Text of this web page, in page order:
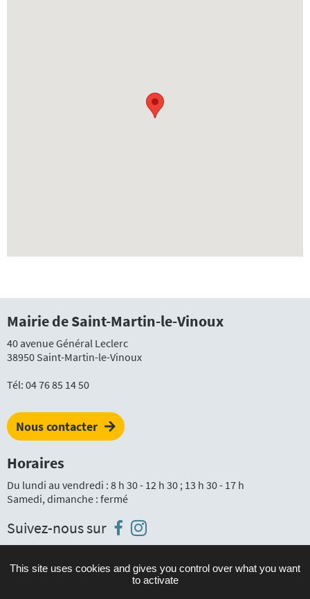
Mairie de Saint-Martin-le-Vinoux
40 avenue Général Leclerc
38950 Saint-Martin-le-Vinoux
Tél: 04 76 85 14 50
Nous contacter
Horaires
Du lundi au vendredi : 8 h 30 - 12 h 30 ; 13 h 30 - 17 h
Samedi, dimanche : fermé
Suivez-nous sur Facebook
Instagram
This site uses cookies and gives you control over what you want
to activate